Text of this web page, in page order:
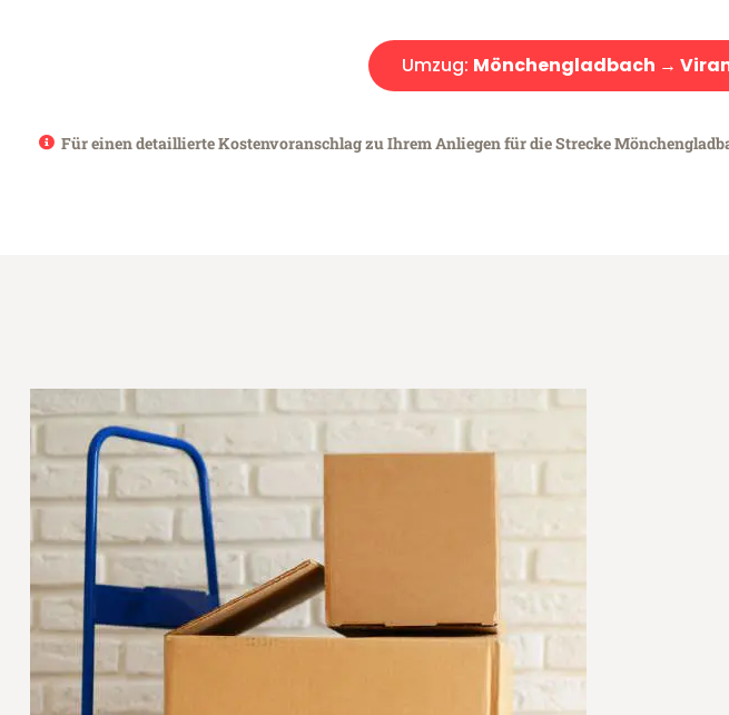
Umzug: Mönchengladbach →
Für einen detaillierte Kostenvoranschlag zu Ihrem Anliegen für die Strecke